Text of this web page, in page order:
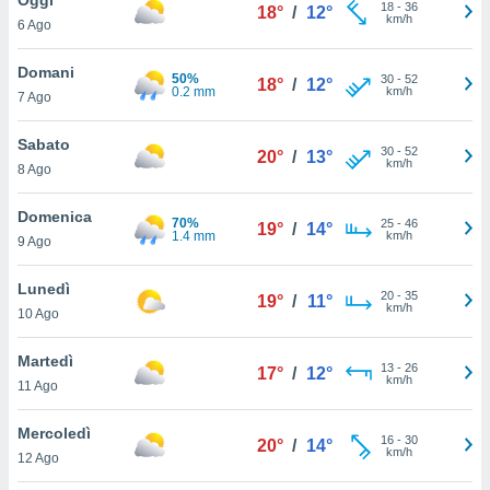
è
al sito
di
ci
di
il
un
la
nella
6 Ago
18° / 12° 18- 36
km/h
Domani
7 Ago
50%
0.2 mm
18° / 12° 30- 52
km/h
Sabato
8 Ago
20° / 13° 30- 52
km/h
Domenica
9 Ago
70%
1.4 mm
19° / 14° 25- 46
km/h
Lunedì
10 Ago
19° / 11° 20- 35
km/h
Martedì
11 Ago
17° / 12° 13- 26
km/h
Mercoledì
12 Ago
20° / 14° 16- 30
km/h